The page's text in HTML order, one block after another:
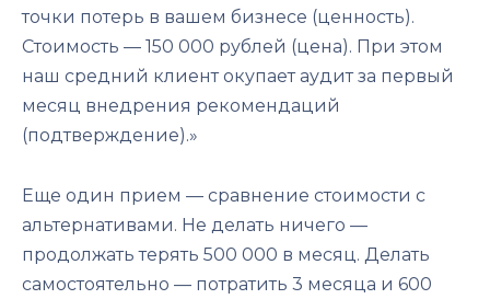
точки потерь в вашем бизнесе (ценность).
Стоимость — 150 000 рублей (цена). При этом
наш средний клиент окупает аудит за первый
месяц внедрения рекомендаций
(подтверждение).»
Еще один прием — сравнение стоимости с
альтернативами. Не делать ничего —
продолжать терять 500 000 в месяц. Делать
самостоятельно — потратить 3 месяца и 600